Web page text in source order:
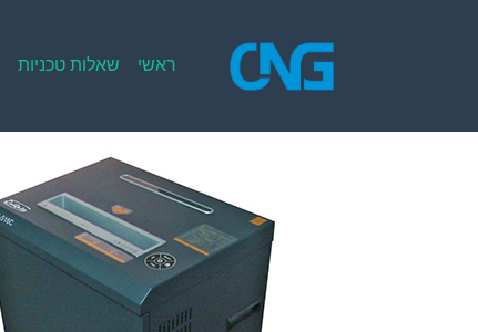
ראשי שאלות טכניות